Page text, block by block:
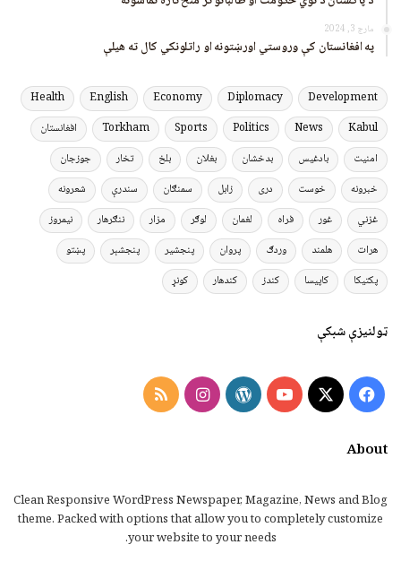
مارچ 3, 2024
په افغانستان کې وروستي اورښتونه او راتلونکي کال ته هیلې
Development
Diplomacy
Economy
English
Health
Kabul
News
Politics
Sports
Torkham
افغانستان
امنیت
بادغیس بدخشان بغلان بلخ تخار
جوزجان
خبرونه
خوست دری زابل سمنګان سندرې
شعرونه
غزني
غور فراه لغمان لوګر مزار ننګرهار
نیمروز
هرات
هلمند وردګ پروان پنجشیر پنجشېر
پښتو
پکتیکا
کاپیسا کندز کندهار کونړ
ټولنیزې شبکې
Facebook
X
YouTube
WordPress
Instagram
RSS
About
Clean Responsive WordPress Newspaper, Magazine, News and Blog
theme. Packed with options that allow you to completely customize
your website to your needs.